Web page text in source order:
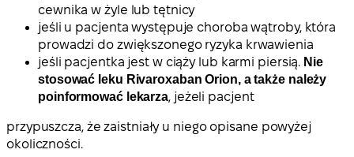
cewnika w żyle lub tętnicy
jeśli u pacjenta występuje choroba wątroby, która
prowadzi do zwiększonego ryzyka krwawienia
jeśli pacjentka jest w ciąży lub karmi piersią. Nie
stosować leku Rivaroxaban Orion, a także należy
poinformować lekarza, jeżeli pacjent
przypuszcza, że zaistniały u niego opisane powyżej
okoliczności.